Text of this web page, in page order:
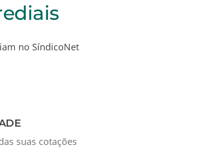
no SíndicoNet
suas cotações